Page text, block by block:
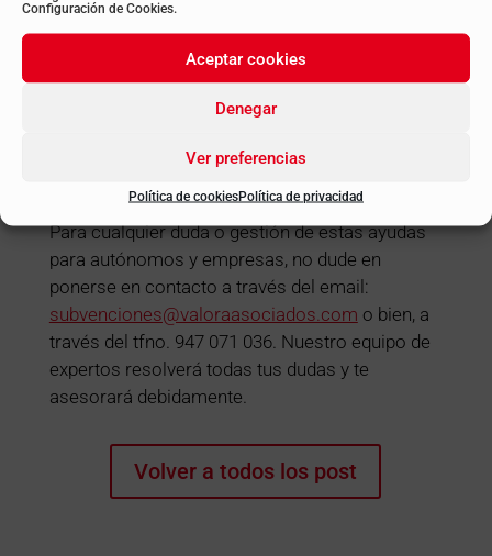
Configuración de Cookies.
Aceptar cookies
Denegar
Ver preferencias
Política de cookiesPolítica de privacidad
de estimación objetiva en el IRPF 3.000 €, y el
para acceder a la información
Para cualquier duda o gestión de estas ayudas
para autónomos y empresas, no dude en
ponerse en contacto a través del email:
subvenciones@valoraasociados.com o bien, a
través del tfno. 947 071 036. Nuestro equipo de
expertos resolverá todas tus dudas y te
asesorará debidamente.
Volver a todos los post